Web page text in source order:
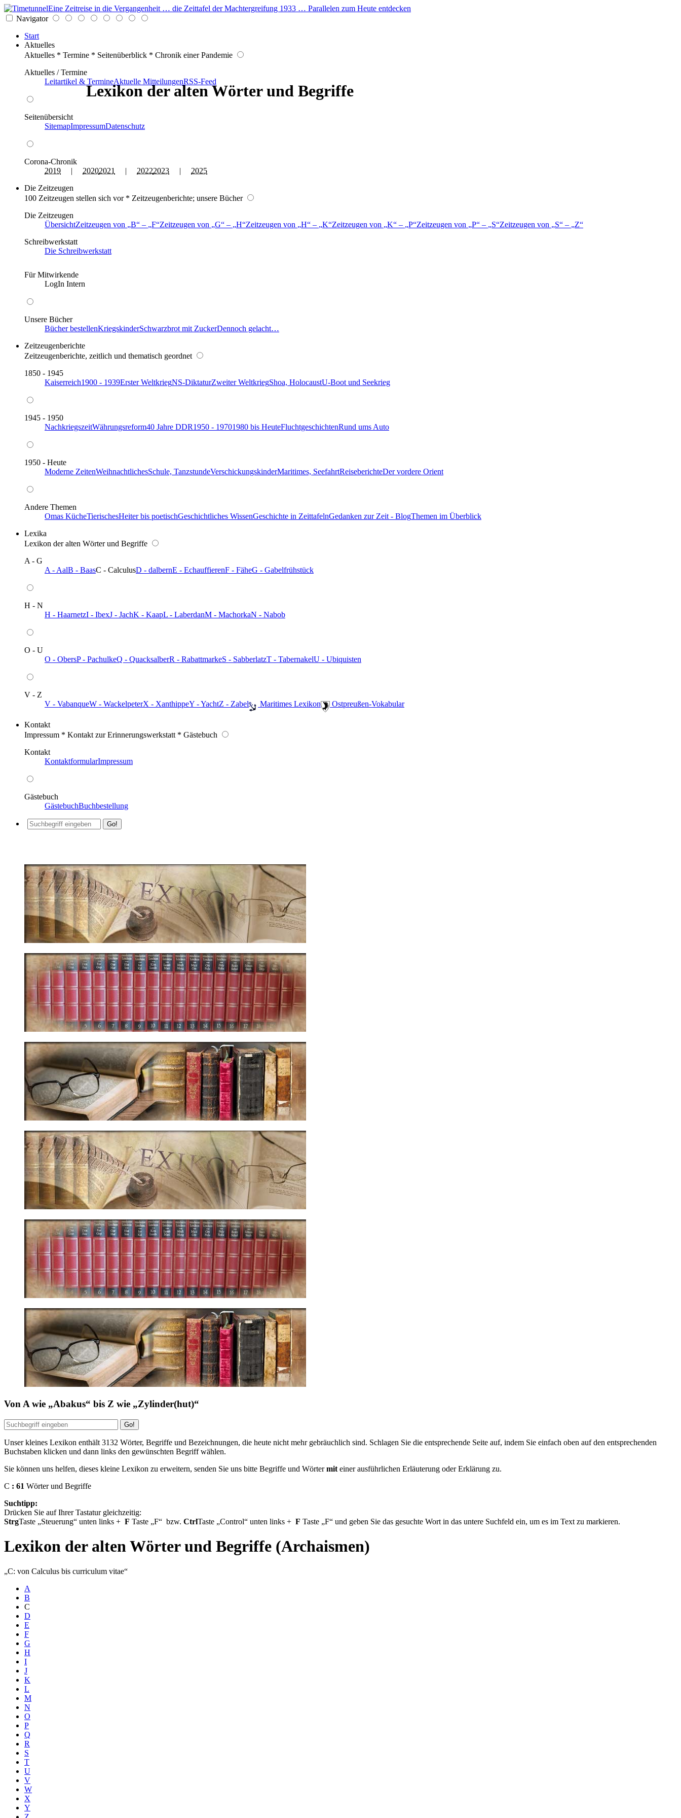
Eine Zeitreise in die Vergangenheit … die Zeittafel der Machtergreifung 1933 … Parallelen zum Heute entdecken
Navigator
Start
Aktuelles
Aktuelles * Termine * Seitenüberblick * Chronik einer Pandemie
Aktuelles / Termine
Leitartikel & TermineAktuelle MitteilungenRSS-Feed
Seitenübersicht
SitemapImpressumDatenschutz
Corona-Chronik
2019 | 20202021 | 20222023 | 2025
Die Zeitzeugen
100 Zeitzeugen stellen sich vor * Zeitzeugenberichte; unsere Bücher
Die Zeitzeugen
ÜbersichtZeitzeugen von B – F Zeitzeugen von G – H Zeitzeugen von H – K Zeitzeugen von K – P Zeitzeugen von P – S Zeitzeugen von S –
Z
Schreibwerkstatt
Die Schreibwerkstatt
Für Mitwirkende
LogIn Intern
Unsere Bücher
Bücher bestellenKriegskinderSchwarzbrot mit ZuckerDennoch gelacht…
Zeitzeugenberichte
Zeitzeugenberichte, zeitlich und thematisch geordnet
1850 - 1945
Kaiserreich1900 - 1939Erster WeltkriegNS-DiktaturZweiter WeltkriegShoa, HolocaustU-Boot und Seekrieg
1945 - 1950
NachkriegszeitWährungsreform40 Jahre DDR1950 - 19701980 bis HeuteFluchtgeschichtenRund ums Auto
1950 - Heute
Moderne ZeitenWeihnachtlichesSchule, TanzstundeVerschickungskinderMaritimes, SeefahrtReiseberichteDer vordere Orient
Andere Themen
Omas KücheTierischesHeiter bis poetischGeschichtliches WissenGeschichte in ZeittafelnGedanken zur Zeit - BlogThemen im Überblick
Lexika
Lexikon der alten Wörter und Begriffe
A - G
A - AalB - BaasC - CalculusD - dalbernE - EchauffierenF - FäheG - Gabelfrühstück
H - N
H - HaarnetzI - IbexJ - JachK - KaapL - LaberdanM - MachorkaN - Nabob
O - U
O - ObersP - PachulkeQ - QuacksalberR - RabattmarkeS - SabberlatzT - TabernakelU - Ubiquisten
V - Z
V - VabanqueW - WackelpeterX - XanthippeY - YachtZ - Zabel ️ Maritimes Lexikon ️ Ostpreußen-Vokabular
Kontakt
Impressum * Kontakt zur Erinnerungswerkstatt * Gästebuch
Kontakt
KontaktformularImpressum
Gästebuch
GästebuchBuchbestellung
Lexikon der alten Wörter und Begriffe
Von A wie Abakus bis Z wie Zylinder(hut)
Unser kleines Lexikon enthält 3132 Wörter, Begriffe und Bezeichnungen, die heute nicht mehr gebräuchlich sind. Schlagen Sie die entsprechende Seite auf, indem Sie einfach oben auf den entsprechenden
Buchstaben klicken und dann links den gewünschten Begriff wählen.
Sie können uns helfen, dieses kleine Lexikon zu erweitern, senden Sie uns bitte Begriffe und Wörtermit einer ausführlichen Erläuterung oder Erklärung zu.
C : 61 Wörter und Begriffe
Suchtipp:
Drücken Sie auf Ihrer Tastatur gleichzeitig:
StrgTaste Steuerung unten links + F Taste F bzw. CtrlTaste Control unten links + F Taste F und geben Sie das gesuchte Wort in das untere Suchfeld ein, um es im Text zu markieren.
Lexikon der alten Wörter und Begriffe (Archaismen)
C: von Calculus bis curriculum vitae
A
B
C
D
E
F
G
H
I
J
K
L
M
N
O
P
Q
R
S
T
U
V
W
X
Y